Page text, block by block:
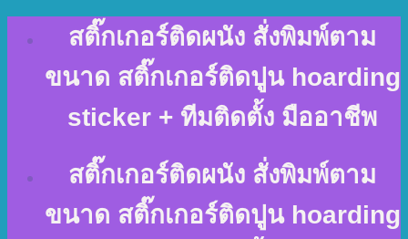
content
สติ๊กเกอร์ติดผนัง สั่งพิมพ์ตาม
ขนาด สติ๊กเกอร์ติดปูน hoarding
sticker + ทีมติดตั้ง มืออาชีพ
สติ๊กเกอร์ติดผนัง สั่งพิมพ์ตาม
ขนาด สติ๊กเกอร์ติดปูน hoarding